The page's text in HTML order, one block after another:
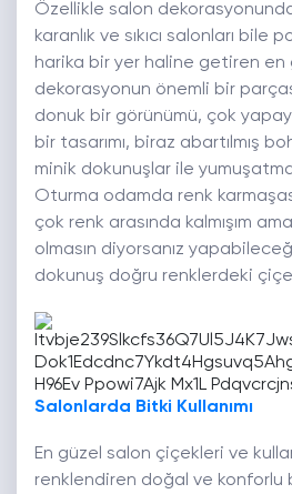
Özellikle salon
karanlık ve sıkıcı salonları bile
harika bir yer haline getiren en
dekorasyonun önemli bir
donuk bir görünümü, çok yapay
bir tasarımı, biraz abartılmış
minik dokunuşlar ile
Oturma odamda renk
çok renk arasında kalmışım
olmasın diyorsanız
dokunuş doğru renklerdeki
Salonlarda Bitki Kullanımı
En güzel salon çiçekleri ve
renklendiren doğal ve konforlu